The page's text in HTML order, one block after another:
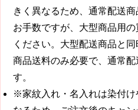
きく異なるため、通常配送
お手数ですが、大型商品用
ください。大型配送商品と
商品送料のみ必要で、通常
す。
※家紋入れ・名入れは染付け